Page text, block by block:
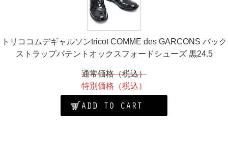
トリココムデギャルソンtricot COMME des GARCONS バック
ストラップパテントオックスフォードシューズ 黒24.5
通常価格（税込）
特別価格（税込）
ADD TO CART